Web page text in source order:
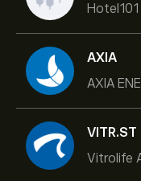
AXIA
AXIA
VITR.ST
Vitrolife